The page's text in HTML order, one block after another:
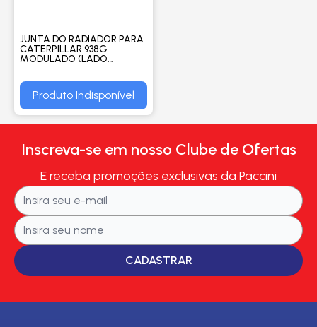
JUNTA DO RADIADOR PARA
CATERPILLAR 938G
MODULADO (LADO
Produto Indisponível
Inscreva-se em nosso Clube de Ofertas
E receba promoções exclusivas da Paccini
CADASTRAR